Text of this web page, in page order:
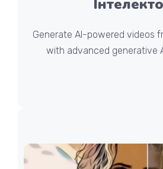
Generate AI-powered videos
with advanced generative